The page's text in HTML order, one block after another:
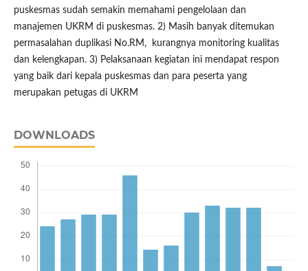
puskesmas sudah semakin memahami pengelolaan dan
manajemen UKRM di puskesmas. 2) Masih banyak ditemukan
permasalahan duplikasi No.RM, kurangnya monitoring kualitas
dan kelengkapan. 3) Pelaksanaan kegiatan ini mendapat respon
yang baik dari kepala puskesmas dan para peserta yang
merupakan petugas di UKRM
DOWNLOADS